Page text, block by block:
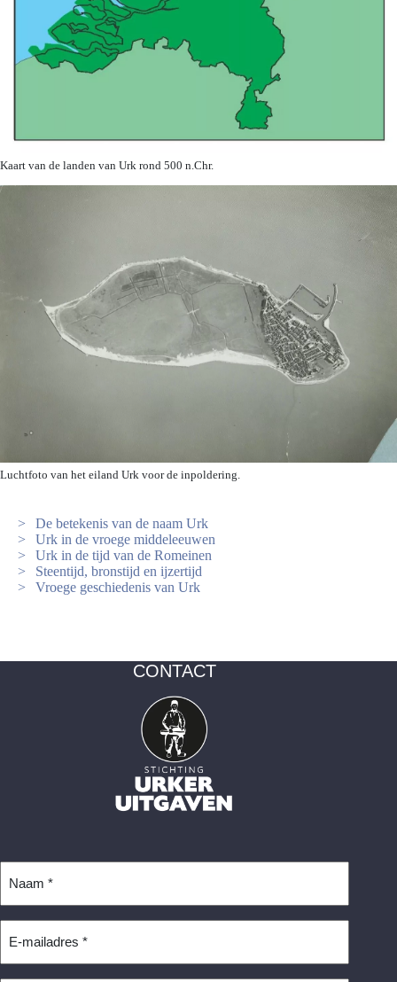
Kaart van de landen van Urk rond 500 n.Chr.
Luchtfoto van het eiland Urk voor de inpoldering.
De betekenis van de naam Urk
Urk in de vroege middeleeuwen
Urk in de tijd van de Romeinen
Steentijd, bronstijd en ijzertijd
Vroege geschiedenis van Urk
CONTACT
mailadres